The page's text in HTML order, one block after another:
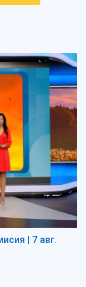
| 7 авг.